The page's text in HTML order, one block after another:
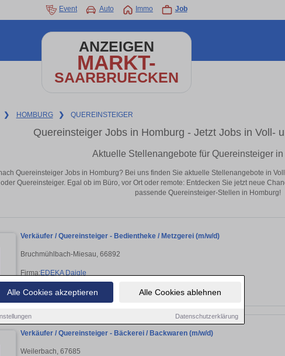
Alle Cookies akzeptieren Alle Cookies ablehnen
Datenschutzerklärung
Event Auto Immo Job
ANZEIGEN
MARKT-
SAARBRUECKEN
❯ HOMBURG ❯ QUEREINSTEIGER
Quereinsteiger Jobs in Homburg - Jetzt Jobs in Voll-
Aktuelle Stellenangebote für Quereinsteiger
Quereinsteiger Jobs in Homburg? Bei uns finden Sie aktuelle Stellenangebote in
Quereinsteiger. Egal ob im Büro, vor Ort oder remote: Entdecken Sie jetzt neue
passende Quereinsteiger-Stellen in Homburg!
Verkäufer / Quereinsteiger - Bedientheke / Metzgerei (m/w/d)
Bruchmühlbach-Miesau, 66892
Firma:EDEKA Daigle
Verkäufer / Quereinsteiger - Bäckerei / Backwaren (m/w/d)
Weilerbach, 67685